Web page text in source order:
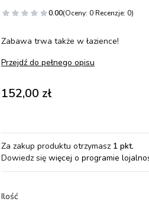
0.00(Oceny: 0 Recenzje: 0)
Zabawa trwa także w łazience!
Przejdź do pełnego opisu
Cena
152,00 zł
Za zakup produktu otrzymasz 1 pkt.
Dowiedz się więcej o programie
Ilość